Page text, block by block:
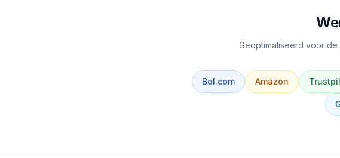
Geoptimaliseerd voor
Bol.com Amazon